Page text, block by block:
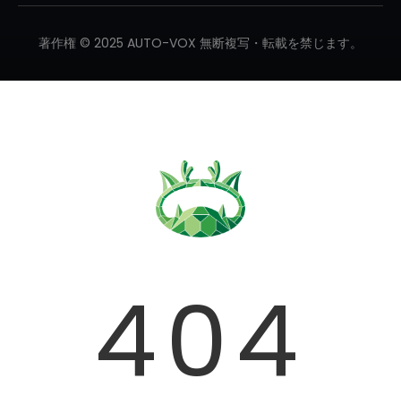
著作権 © 2025 AUTO-VOX 無断複写・転載を禁じます。
404